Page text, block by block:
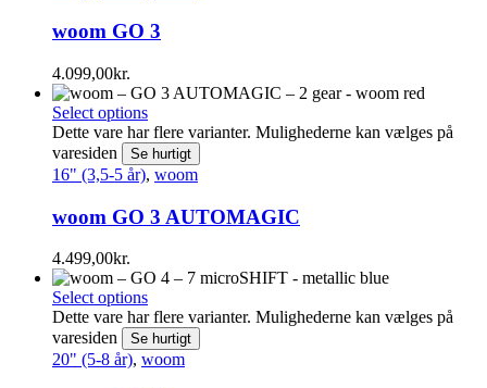
woom GO 3
4.099,00kr.
Select options
Dette vare har flere varianter. Mulighederne kan vælges på
varesiden
Se hurtigt
16" (3,5-5 år), woom
woom GO 3 AUTOMAGIC
4.499,00kr.
Select options
Dette vare har flere varianter. Mulighederne kan vælges på
varesiden
Se hurtigt
20" (5-8 år), woom